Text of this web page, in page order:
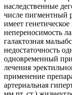
наследственные
числе пигментный
имеет
непереносимость
галактозная
недостаточность
одновременный
лечения
применение
артериальная